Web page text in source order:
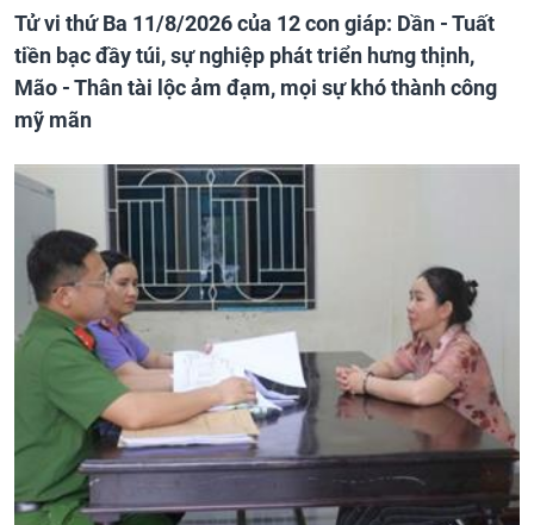
Tử vi thứ Ba 11/8/2026 của 12 con giáp: Dần - Tuất
tiền bạc đầy túi, sự nghiệp phát triển hưng thịnh,
Mão - Thân tài lộc ảm đạm, mọi sự khó thành công
mỹ mãn